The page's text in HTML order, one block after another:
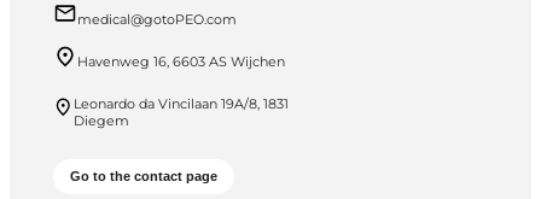
medical@gotoPEO.com
Havenweg 16, 6603 AS Wijchen
Leonardo da Vincilaan 19A/8, 1831
Diegem
Go to the contact page